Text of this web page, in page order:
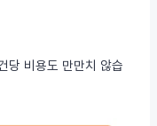
당 비용도 만만치 않습